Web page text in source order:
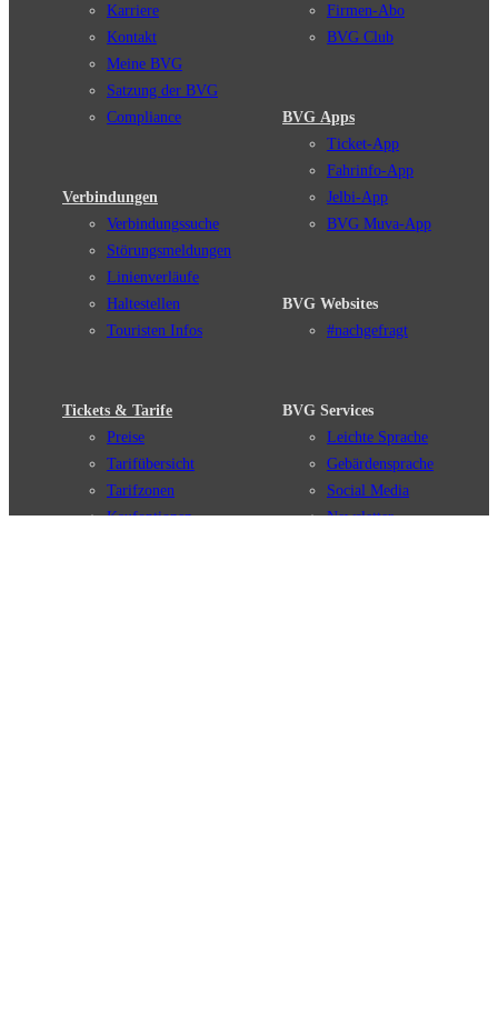
Karriere
Kontakt
Meine BVG
Satzung der BVG
Compliance
Verbindungen
Verbindungssuche
Störungsmeldungen
Linienverläufe
Haltestellen
Touristen Infos
Tickets & Tarife
Preise
Tarifübersicht
Tarifzonen
Kaufoptionen
Firmen-Abo
BVG Club
BVG Apps
Ticket-App
Fahrinfo-App
Jelbi-App
BVG Muva-App
BVG Websites
#nachgefragt
BVG Services
Leichte Sprache
Gebärdensprache
Social Media
Newsletter